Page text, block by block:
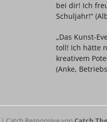
bei dir! Ich
Schuljahr!“
„Das Kunst-
toll! Ich hätte
kreativem
(Anke,